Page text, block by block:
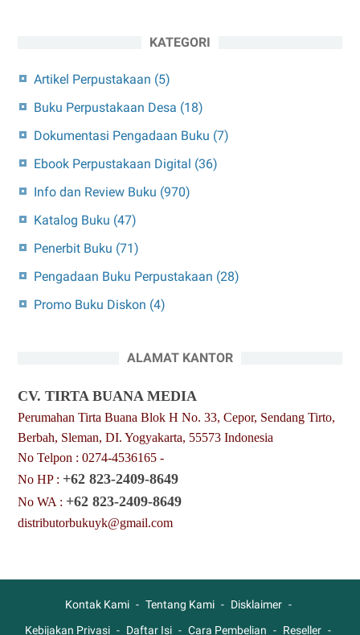
KATEGORI
Artikel Perpustakaan (5)
Buku Perpustakaan Desa (18)
Dokumentasi Pengadaan Buku (7)
Ebook Perpustakaan Digital (36)
Info dan Review Buku (970)
Katalog Buku (47)
Penerbit Buku (71)
Pengadaan Buku Perpustakaan (28)
Promo Buku Diskon (4)
ALAMAT KANTOR
CV. TIRTA BUANA MEDIA
Perumahan Tirta Buana Blok H No. 33, Cepor, Sendang Tirto,
Berbah, Sleman, DI. Yogyakarta, 55573 Indonesia
No Telpon : 0274-4536165 -
No HP : +62 823-2409-8649
No WA : +62 823-2409-8649
distributorbukuyk@gmail.com
Kontak Kami Tentang Kami
Disklaimer
Kebijakan Privasi
Daftar Isi Cara Pembelian Reseller